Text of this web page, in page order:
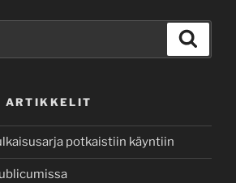
ARTIKKELIT
potkaistiin käyntiin